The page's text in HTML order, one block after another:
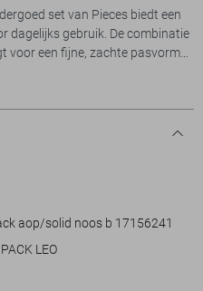
set van Pieces biedt een
dagelijks gebruik. De combinatie
voor een fijne, zachte pasvorm
een regular waist en regular fit,
vier stuks, waarvan twee met
zwarte en een witte optie. Dit
matchen met de rest van je
zijn veelzijdigheid en tijdloze
ontspannen gelegenheden. Of
deze stukken bieden je de
gebruik. Voeg een vleugje
aop/solid noos b 17156241
LEO